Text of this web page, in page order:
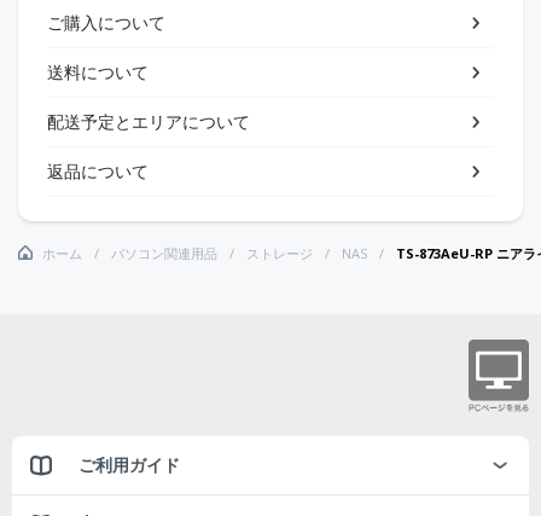
ご購入について
送料について
配送予定とエリアについて
返品について
ホーム パソコン関連用品 ストレージ NAS TS-873AeU-RP ニア
ご利用ガイド